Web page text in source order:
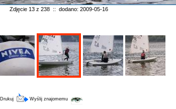
Zdjęcie 13 z 238 :: dodano: 2009-05-16
Drukuj Wyślij znajomemu